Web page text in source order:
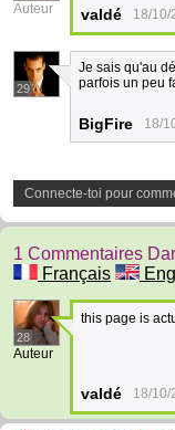
Auteur valdé 18/10/
29
Je sais qu'au
parfois un peu
BigFire 18/
Connecte-toi pour
1 Commentaires
Français
28
Auteur
this page is
valdé 18/10/